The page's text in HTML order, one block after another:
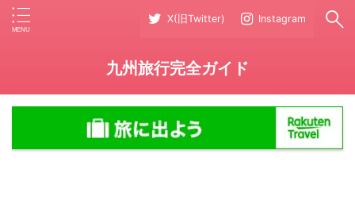
X(旧Twitter) Instagram
九州旅行完全ガイド